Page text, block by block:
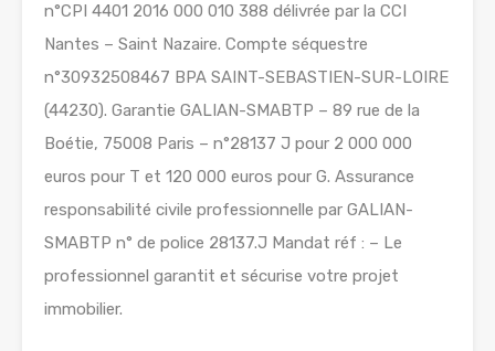
n°CPI 4401 2016 000 010 388 délivrée par la CCI
Nantes – Saint Nazaire. Compte séquestre
n°30932508467 BPA SAINT-SEBASTIEN-SUR-LOIRE
(44230). Garantie GALIAN-SMABTP – 89 rue de la
Boétie, 75008 Paris – n°28137 J pour 2 000 000
euros pour T et 120 000 euros pour G. Assurance
responsabilité civile professionnelle par GALIAN-
SMABTP n° de police 28137.J Mandat réf : – Le
professionnel garantit et sécurise votre projet
immobilier.